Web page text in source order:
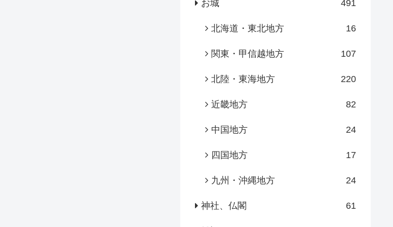
お城 491
北海道・東北地方 16
関東・甲信越地方 107
北陸・東海地方 220
近畿地方 82
中国地方 24
四国地方 17
九州・沖縄地方 24
神社、仏閣 61